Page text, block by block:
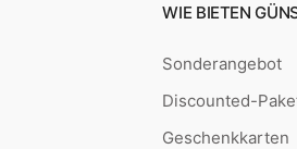
WIE BIETEN
Sonderangebot
Discounted-
Geschenkkarten